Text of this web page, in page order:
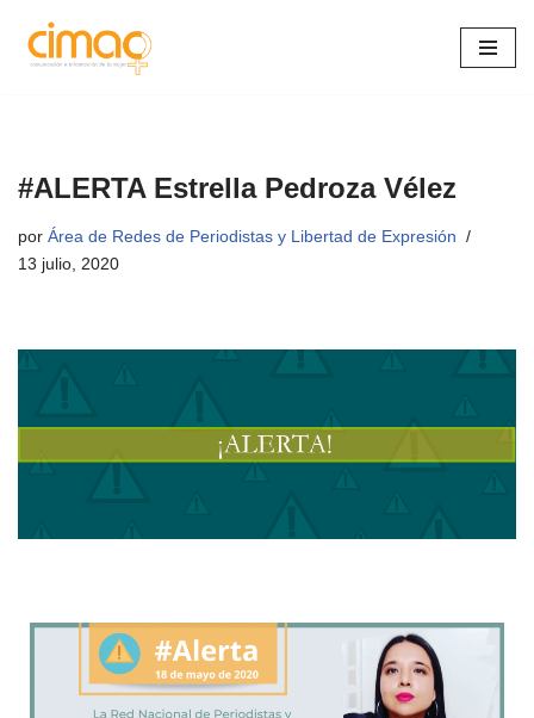
Saltar
#ALERTA Estrella Pedroza Vélez
por Área de Redes de Periodistas y Libertad de Expresión
13 julio, 2020